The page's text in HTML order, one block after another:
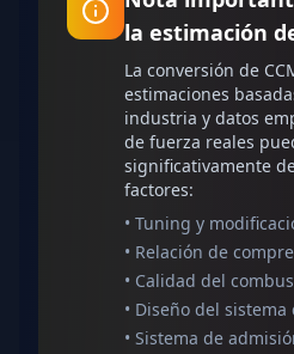
la estimación
La conversión de
estimaciones
industria y datos
de fuerza reales
significativamente
factores:
• Tuning y
• Relación de
• Calidad del
• Diseño del sistema
• Sistema de